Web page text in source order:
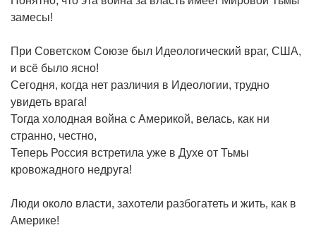
замесы!
При Советском Союзе был Идеологический враг, США,
и всё было ясно!
Сегодня, когда нет различия в Идеологии, трудно
увидеть врага!
Тогда холодная война с Америкой, велась, как ни
странно, честно,
Теперь Россия встретила уже в Духе от Тьмы
кровожадного недруга!
Люди около власти, захотели разбогатеть и жить, как в
Америке!